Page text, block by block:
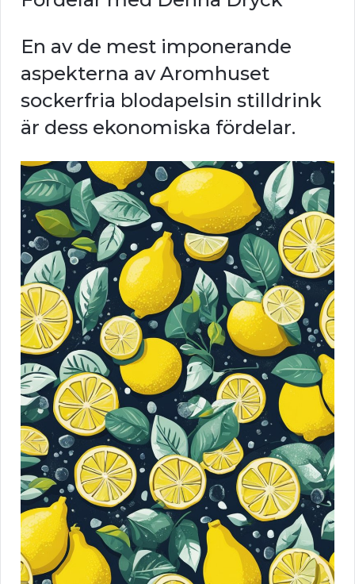
En av de mest imponerande
aspekterna av Aromhuset
sockerfria blodapelsin stilldrink
är dess ekonomiska fördelar.